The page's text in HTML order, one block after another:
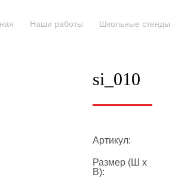
Наши работы Школьные стенды
si_010
Артикул:
Размер (Ш х
В):